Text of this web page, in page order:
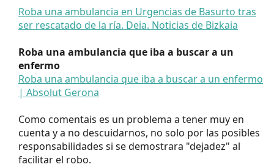
Roba una ambulancia en Urgencias de Basurto tras
ser rescatado de la ría. Deia. Noticias de Bizkaia
Roba una ambulancia que iba a buscar a un
enfermo
Roba una ambulancia que iba a buscar a un enfermo
| Absolut Gerona
Como comentais es un problema a tener muy en
cuenta y a no descuidarnos, no solo por las posibles
responsabilidades si se demostrara "dejadez" al
facilitar el robo.